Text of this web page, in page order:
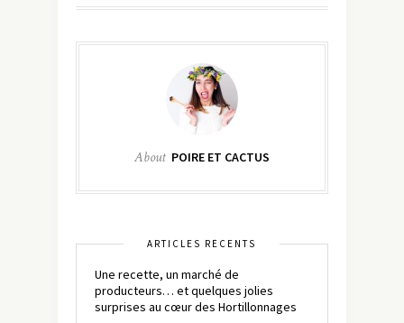
About POIRE ET CACTUS
ARTICLES RÉCENTS
Une recette, un marché de
producteurs… et quelques jolies
surprises au cœur des Hortillonnages